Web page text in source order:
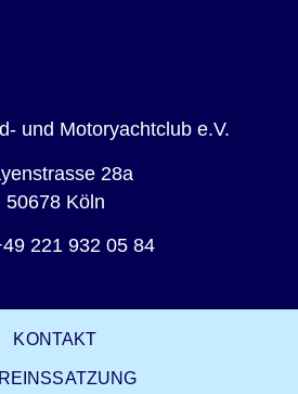
und Motoryachtclub e.V.
28a
50678 Köln
221 932 05 84
KONTAKT